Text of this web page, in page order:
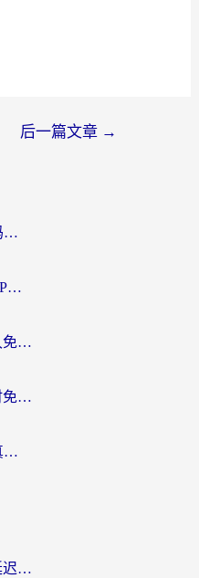
后一篇文章 →
海外党必看：穿梭VPN好用吗？和云帆VPN对比哪个回国效果更好？附真实测评+避坑指南
海外党必看：如何选对国内VPN，实现无缝访问国内资源？
海外党必看：加速器下载永久免费版真的存在吗？教你无缝访问国内资源的正确姿势
海外党自救指南：用一个小时免费加速器，轻松打破国内资源访问壁垒？
海外党必看：中国VPN免费真的靠谱吗？手把手教你选对回国加速器
国外玩流星蝴蝶剑怎么降低延迟？海外党必看的加速秘籍（含欧洲鸣潮&彩虹岛优化攻略）